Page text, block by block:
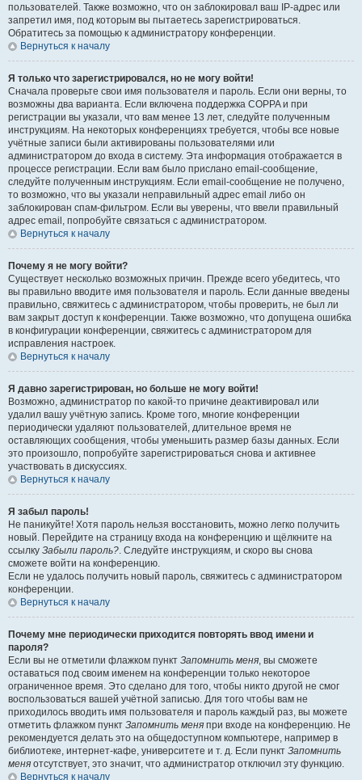
пользователей. Также возможно, что он заблокировал ваш IP-адрес или
запретил имя, под которым вы пытаетесь зарегистрироваться.
Обратитесь за помощью к администратору конференции.
Вернуться к началу
Я только что зарегистрировался, но не могу войти!
Сначала проверьте свои имя пользователя и пароль. Если они верны, то
возможны два варианта. Если включена поддержка COPPA и при
регистрации вы указали, что вам менее 13 лет, следуйте полученным
инструкциям. На некоторых конференциях требуется, чтобы все новые
учётные записи были активированы пользователями или
администратором до входа в систему. Эта информация отображается в
процессе регистрации. Если вам было прислано email-сообщение,
следуйте полученным инструкциям. Если email-сообщение не получено,
то возможно, что вы указали неправильный адрес email либо он
заблокирован спам-фильтром. Если вы уверены, что ввели правильный
адрес email, попробуйте связаться с администратором.
Вернуться к началу
Почему я не могу войти?
Существует несколько возможных причин. Прежде всего убедитесь, что
вы правильно вводите имя пользователя и пароль. Если данные введены
правильно, свяжитесь с администратором, чтобы проверить, не был ли
вам закрыт доступ к конференции. Также возможно, что допущена ошибка
в конфигурации конференции, свяжитесь с администратором для
исправления настроек.
Вернуться к началу
Я давно зарегистрирован, но больше не могу войти!
Возможно, администратор по какой-то причине деактивировал или
удалил вашу учётную запись. Кроме того, многие конференции
периодически удаляют пользователей, длительное время не
оставляющих сообщения, чтобы уменьшить размер базы данных. Если
это произошло, попробуйте зарегистрироваться снова и активнее
участвовать в дискуссиях.
Вернуться к началу
Я забыл пароль!
Не паникуйте! Хотя пароль нельзя восстановить, можно легко получить
новый. Перейдите на страницу входа на конференцию и щёлкните на
ссылку Забыли пароль?. Следуйте инструкциям, и скоро вы снова
сможете войти на конференцию.
Если не удалось получить новый пароль, свяжитесь с администратором
конференции.
Вернуться к началу
Почему мне периодически приходится повторять ввод имени и
пароля?
Если вы не отметили флажком пункт Запомнить меня, вы сможете
оставаться под своим именем на конференции только некоторое
ограниченное время. Это сделано для того, чтобы никто другой не смог
воспользоваться вашей учётной записью. Для того чтобы вам не
приходилось вводить имя пользователя и пароль каждый раз, вы можете
отметить флажком пункт Запомнить меня при входе на конференцию. Не
рекомендуется делать это на общедоступном компьютере, например в
библиотеке, интернет-кафе, университете и т. д. Если пункт Запомнить
меня отсутствует, это значит, что администратор отключил эту функцию.
Вернуться к началу